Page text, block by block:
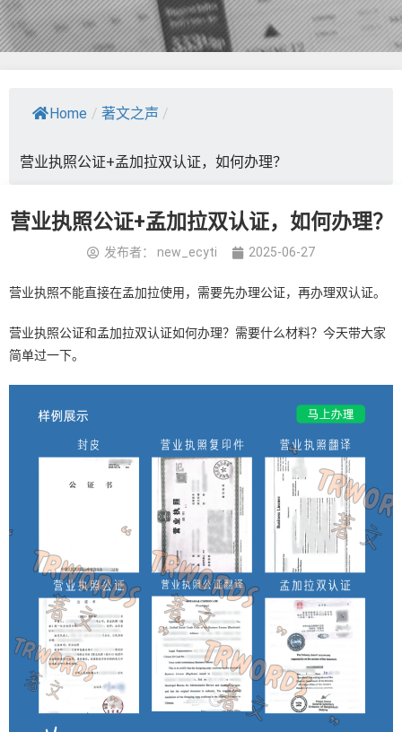
Home / 著文之声 /
营业执照公证+孟加拉双认证，如何办理？
营业执照公证+孟加拉双认证，如何办理？
发布者： new_ecyti 2025-06-27
营业执照不能直接在孟加拉使用，需要先办理公证，再办理双认证。
营业执照公证和孟加拉双认证如何办理？需要什么材料？今天带大家
简单过一下。